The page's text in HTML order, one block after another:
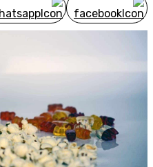
דוא"ל, SMS או טלפון
שלח לבדיקת זכאות